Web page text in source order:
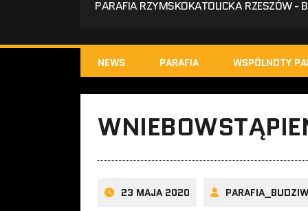
PARAFIA RZYMSKOKATOLICKA RZESZÓW -
NEWS PARAFIA WSPÓLNOTY
23 MAJA 2020